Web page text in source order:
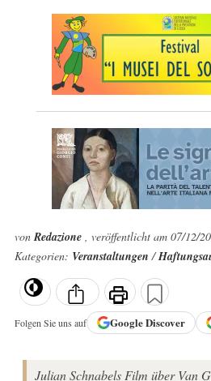
vonRedazione , veröffentlicht am 07/12/
Kategorien: Veranstaltungen/
Folgen Sie uns auf GoogleDiscover
Julian Schnabels Film über Van